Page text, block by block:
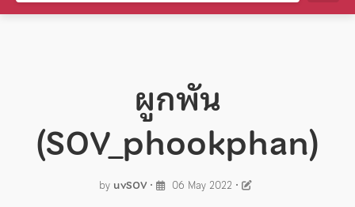
ผูกพัน
(SOV_phookphan)
by uvSOV • 06 May 2022 •